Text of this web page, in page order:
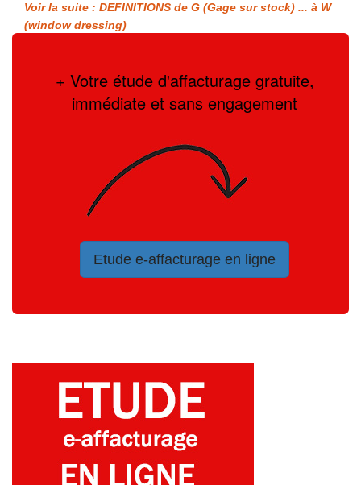
Voir la suite : DEFINITIONS de G (Gage sur stock) ... à W
(window dressing)
+ Votre étude d'affacturage gratuite,
immédiate et sans engagement
Etude e-affacturage en ligne